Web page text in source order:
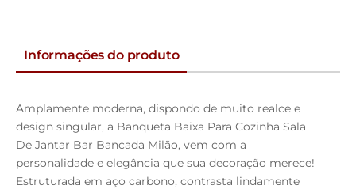
Informações do produto
Amplamente moderna, dispondo de muito realce e
design singular, a Banqueta Baixa Para Cozinha Sala
De Jantar Bar Bancada Milão, vem com a
personalidade e elegância que sua decoração merece!
Estruturada em aço carbono, contrasta lindamente